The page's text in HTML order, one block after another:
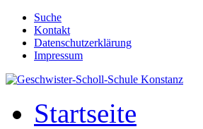
Suche
Kontakt
Datenschutzerklärung
Impressum
Startseite